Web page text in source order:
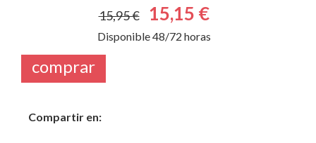
15,95 € 15,15 €
Disponible 48/72 horas
comprar
Compartir en: